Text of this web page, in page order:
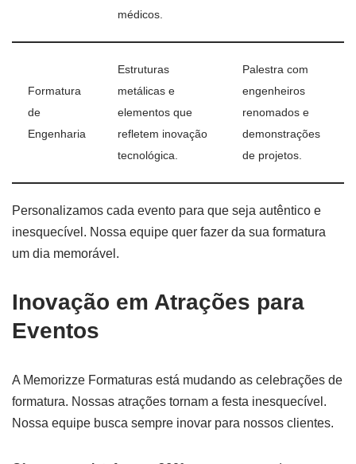
médicos.
Formatura
de
Engenharia
Estruturas
metálicas e
elementos que
refletem inovação
tecnológica.
Palestra com
engenheiros
renomados e
demonstrações
de projetos.
Personalizamos cada evento para que seja autêntico e
inesquecível. Nossa equipe quer fazer da sua formatura
um dia memorável.
Inovação em Atrações para
Eventos
A Memorizze Formaturas está mudando as celebrações de
formatura. Nossas atrações tornam a festa inesquecível.
Nossa equipe busca sempre inovar para nossos clientes.